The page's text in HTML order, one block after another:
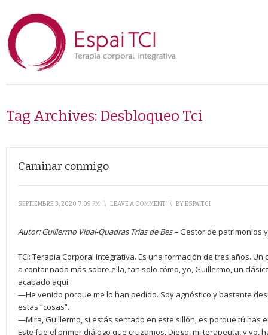
Tag Archives: Desbloqueo Tci
Caminar conmigo
SEPTIEMBRE 3, 2020 7:09 PM \ LEAVE A COMMENT \ BYESPAITCI
Autor: Guillermo Vidal-Quadras Trias de Bes –Gestor de patrimonios
TCI: Terapia Corporal Integrativa. Es una formación de tres años. Un
a contar nada más sobre ella, tan solo cómo, yo, Guillermo, un
acabado aquí.
—He venido porque me lo han pedido. Soy agnóstico y bastante
estas “cosas”.
—Mira, Guillermo, si estás sentado en este sillón, es porque tú has
Este fue el primer diálogo que cruzamos, Diego, mi terapeuta, y yo,